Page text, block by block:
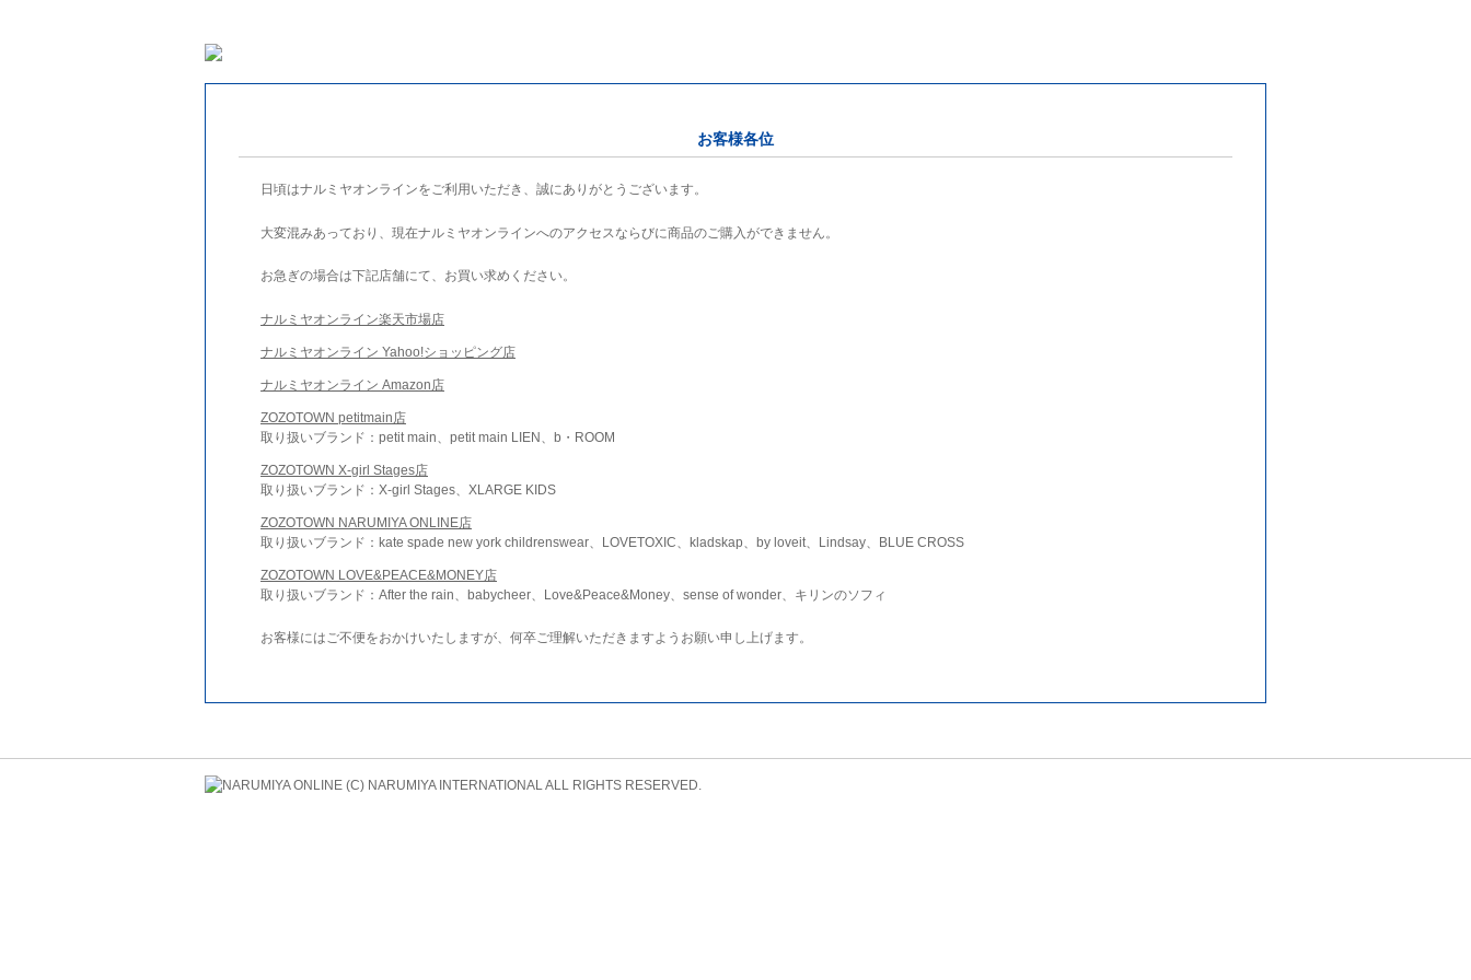
お客様各位
日頃はナルミヤオンラインをご利用いただき、誠にありがとうございます。
大変混みあっており、現在ナルミヤオンラインへのアクセスならびに商品のご購入ができません。
お急ぎの場合は下記店舗にて、お買い求めください。
ナルミヤオンライン楽天市場店
ナルミヤオンライン Yahoo!ショッピング店
ナルミヤオンライン Amazon店
ZOZOTOWN petitmain店
取り扱いブランド：petit main、petit main LIEN、b・ROOM
ZOZOTOWN X-girl Stages店
取り扱いブランド：X-girl Stages、XLARGE KIDS
ZOZOTOWN NARUMIYA ONLINE店
取り扱いブランド：kate spade new york childrenswear、LOVETOXIC、kladskap、by loveit、Lindsay、BLUE CROSS
ZOZOTOWN LOVE&PEACE&MONEY店
取り扱いブランド：After the rain、babycheer、Love&Peace&Money、sense of wonder、キリンのソフィ
お客様にはご不便をおかけいたしますが、何卒ご理解いただきますようお願い申し上げます。